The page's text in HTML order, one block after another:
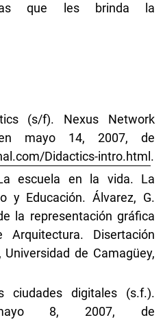
que les brinda la
(s/f). Nexus Network
mayo 14, 2007, de
Didactics-intro.html .
escuela en la vida. La
y Educación. Álvarez, G.
la representación gráfica
Disertación
de Camagüey,
ciudades digitales (s.f.).
8, 2007, de